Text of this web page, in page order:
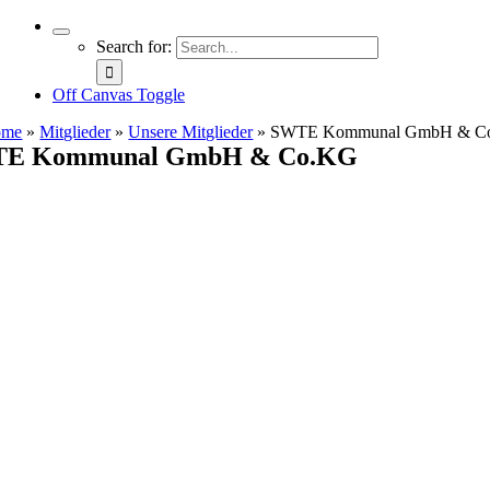
Search for:
Off Canvas Toggle
»Mitglieder»Unsere Mitglieder» SWTE Kommunal GmbH &
Kommunal GmbH & Co.KG